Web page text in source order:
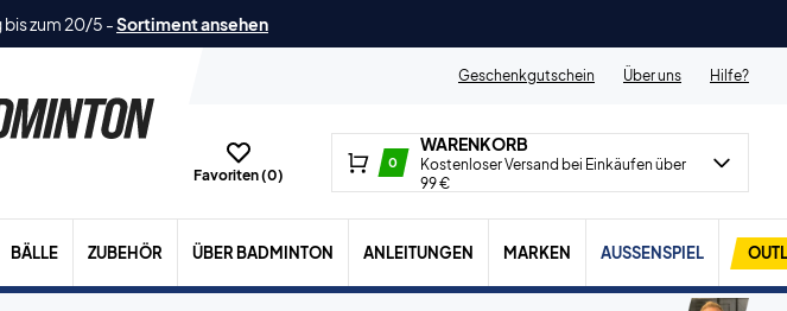
bis zum 20/5 -Sortiment ansehen
Geschenkgutschein
Über uns Hilfe?
Favoriten (0)
0
WARENKORB
Kostenloser Versand bei Einkäufen über
99 €
BÄLLE ZUBEHÖR ÜBER BADMINTON ANLEITUNGEN MARKEN AUSSENSPIEL